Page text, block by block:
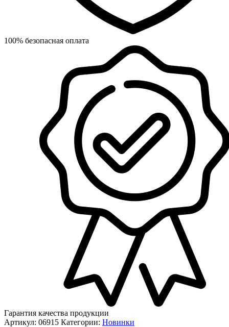
100% безопасная оплата
Гарантия качества продукции
Артикул: 06915 Категории: Новинки